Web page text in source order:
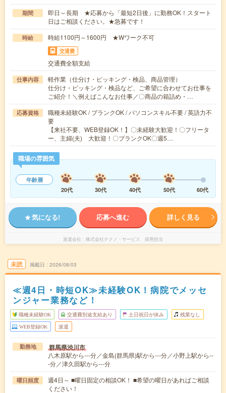
期間
即日～長期 ★応募から「最短2日後」に勤務OK！スタート
日はご相談ください。★急募です！
時給 時給1100円～1600円 ★Wワーク不可
交通費
交通費全額支給
仕事内容
軽作業（仕分け・ピッキング・検品、商品管理）
仕分け・ピッキング・検品など、ご希望に合わせてお仕事を
ご紹介！＼例えばこんなお仕事／〇商品の箱詰め・…
応募資格
職種未経験OK / ブランクOK / パソコンスキル不要 / 英語力不
要
【来社不要、WEB登録OK！】〇未経験大歓迎！〇フリータ
ー、主婦(夫) 大歓迎！〇ブランクOK〇週5…
職場の雰囲気
年齢層
20代
30代 40代 50代 60代
気になる! 応募へ進む 詳しく見る
派遣会社 株式会社テクノ・サービス 採用担当
未読 掲載日 2026/08/03
≪週4日・時短OK≫未経験OK！病院でメッセ
ンジャー業務など！
職種未経験OK 交通費別途支給あり 土日祝日が休み 残業なし
WEB登録OK 派遣
勤務地 群馬県渋川市
八木原駅から---分／金島(群馬県)駅から---分／小野上駅から--
-分／津久田駅から---分
曜日頻度
週4日～ ■曜日固定の相談OK！ ■希望の曜日があればご相談
ください！